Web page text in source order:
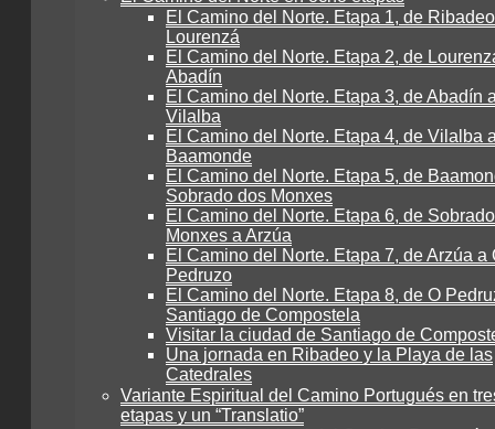
El Camino del Norte. Etapa 1, de
Lourenzá
El Camino del Norte. Etapa 2, de
Abadín
El Camino del Norte. Etapa 3, de Abadín
Vilalba
El Camino del Norte. Etapa 4, de Vilalba
Baamonde
El Camino del Norte. Etapa 5, de
Sobrado dos Monxes
El Camino del Norte. Etapa 6, de
Monxes a Arzúa
El Camino del Norte. Etapa 7, de Arzúa a
Pedruzo
El Camino del Norte. Etapa 8, de O
Santiago de Compostela
Visitar la ciudad de Santiago de
Una jornada en Ribadeo y la Playa de las
Catedrales
Variante Espiritual del Camino Portugués en
etapas y un “Translatio”